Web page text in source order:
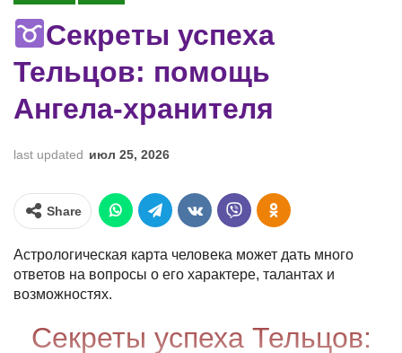
Секреты успеха
Тельцов: помощь
Ангела-хранителя
last updated июл 25, 2026
Share
Астрологическая карта человека может дать много
ответов на вопросы о его характере, талантах и
возможностях.
Секреты успеха Тельцов: